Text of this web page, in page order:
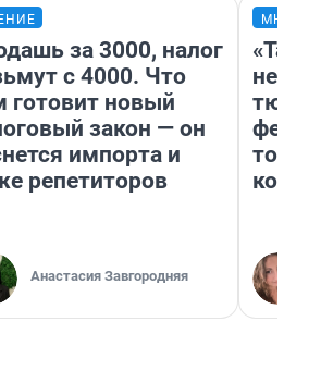
за 3000, налог
с 4000. Что
готовит новый
закон — он
импорта и
репетиторов
Анастасия Завгородняя
не